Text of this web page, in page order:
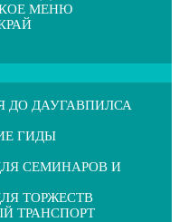
МЕНЮ
ДО ДАУГАВПИЛСА
ГИДЫ
СЕМИНАРОВ И
ТОРЖЕСТВ
ТРАНСПОРТ